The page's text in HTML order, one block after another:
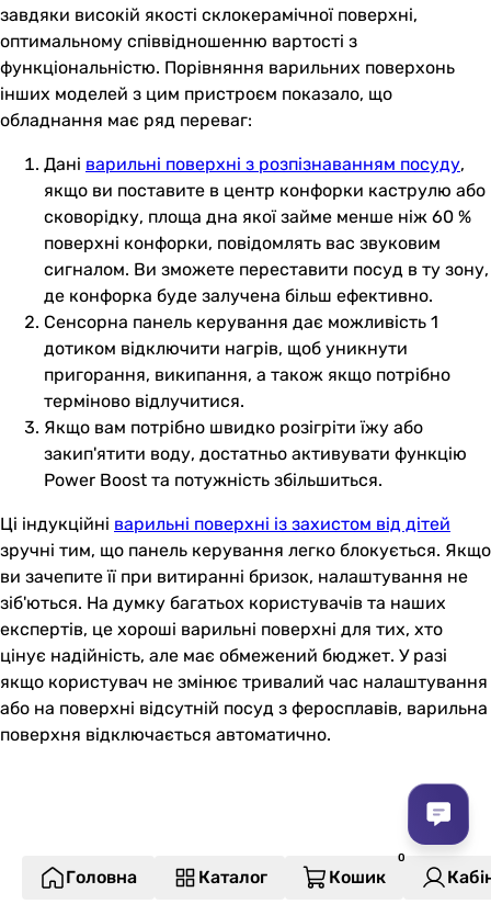
завдяки високій якості склокерамічної поверхні,
оптимальному співвідношенню вартості з
функціональністю. Порівняння варильних поверхонь
інших моделей з цим пристроєм показало, що
обладнання має ряд переваг:
Дані варильні поверхні з розпізнаванням посуду,
якщо ви поставите в центр конфорки каструлю або
сковорідку, площа дна якої займе менше ніж 60 %
поверхні конфорки, повідомлять вас звуковим
сигналом. Ви зможете переставити посуд в ту зону,
де конфорка буде залучена більш ефективно.
Сенсорна панель керування дає можливість 1
дотиком відключити нагрів, щоб уникнути
пригорання, википання, а також якщо потрібно
терміново відлучитися.
Якщо вам потрібно швидко розігріти їжу або
закип'ятити воду, достатньо активувати функцію
Power Boost та потужність збільшиться.
Ці індукційні варильні поверхні із захистом від дітей
зручні тим, що панель керування легко блокується. Якщо
ви зачепите її при витиранні бризок, налаштування не
зіб'ються. На думку багатьох користувачів та наших
експертів, це хороші варильні поверхні для тих, хто
цінує надійність, але має обмежений бюджет. У разі
якщо користувач не змінює тривалий час налаштування
або на поверхні відсутній посуд з феросплавів, варильна
поверхня відключається автоматично.
Головна Каталог Кошик